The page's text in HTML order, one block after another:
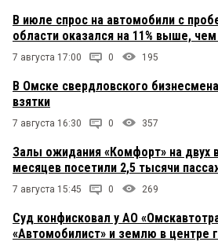
В июле спрос на автомобили с
области оказался на 11% выше,
7 августа 17:00 0 195
В Омске свердловского
взятки
7 августа 16:30 0 357
Залы ожидания «Комфорт» на двух
месяцев посетили 2,5 тысячи
7 августа 15:45 0 269
Суд конфисковал у АО
«Автомобилист» и землю в центре